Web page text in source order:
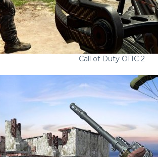
Call of Duty ОПС 2